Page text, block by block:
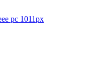
pc 1011px